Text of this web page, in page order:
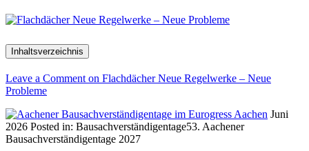
Inhaltsverzeichnis
Leave a Comment on Flachdächer Neue Regelwerke – Neue
Probleme
Juni
2026 Posted in: Bausachverständigentage53. Aachener
Bausachverständigentage 2027